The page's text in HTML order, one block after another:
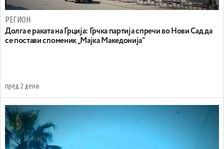
РЕГИОН
Долга е раката на Грција: Грчка партија спречи во Нови Сад да
се постави споменик „Мајка Македонија“
пред 2 дена